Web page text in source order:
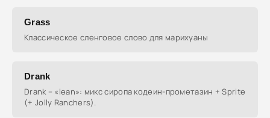
Grass
Классическое сленговое слово для марихуаны
Drank
Drank – «lean»: микс сиропа кодеин-прометазин + Sprite
(+ Jolly Ranchers).